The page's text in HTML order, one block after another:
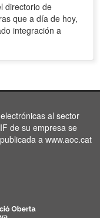
directorio de
que a día de hoy,
integración a
al sector
de su empresa se
a www.aoc.cat